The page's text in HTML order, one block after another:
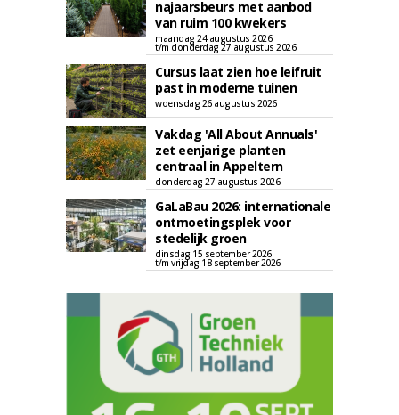
najaarsbeurs met aanbod
van ruim 100 kwekers
maandag 24 augustus 2026
t/m donderdag 27 augustus 2026
Cursus laat zien hoe leifruit
past in moderne tuinen
woensdag 26 augustus 2026
Vakdag 'All About Annuals'
zet eenjarige planten
centraal in Appeltern
donderdag 27 augustus 2026
GaLaBau 2026: internationale
ontmoetingsplek voor
stedelijk groen
dinsdag 15 september 2026
t/m vrijdag 18 september 2026